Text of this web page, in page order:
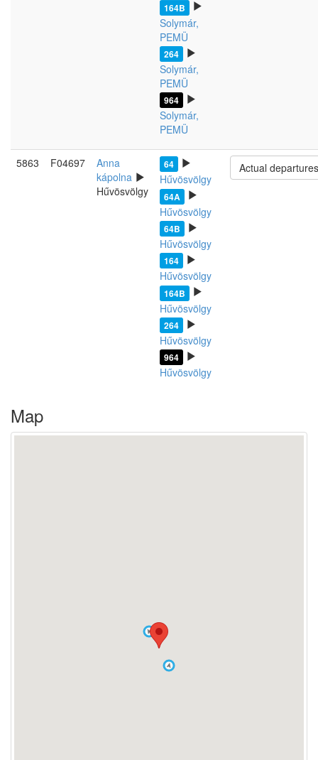
164B
Solymár,
PEMÜ
264
Solymár,
PEMÜ
964
Solymár,
PEMÜ
5863 F04697
Anna
kápolna
Hűvösvölgy
64
Hűvösvölgy
64A
Hűvösvölgy
64B
Hűvösvölgy
164
Hűvösvölgy
164B
Hűvösvölgy
264
Hűvösvölgy
964
Hűvösvölgy
Actual departures
Map